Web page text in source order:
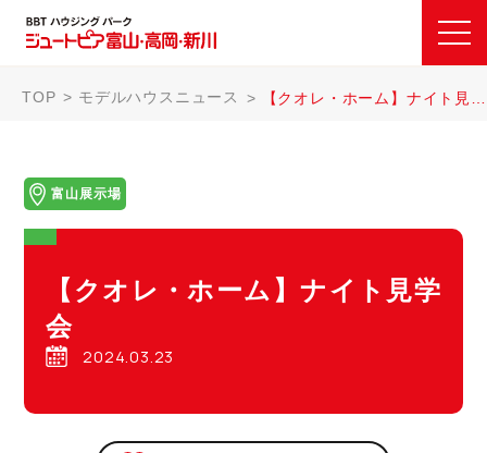
TOP モデルハウスニュース 【クオレ・ホーム】ナイト見学会
富山展示場
【クオレ・ホーム】ナイト見学
会
2024.03.23